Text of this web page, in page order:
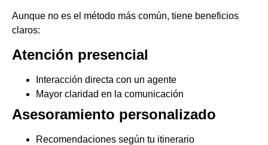
Aunque no es el método más común, tiene beneficios
claros:
Atención presencial
Interacción directa con un agente
Mayor claridad en la comunicación
Asesoramiento personalizado
Recomendaciones según tu itinerario